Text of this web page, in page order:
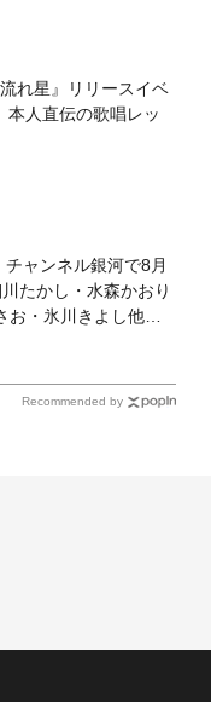
れ星』リリースイベ
人直伝の歌唱レッ
ャンネル銀河で8月
たかし・水森かおり
・氷川きよし他登
Recommended by